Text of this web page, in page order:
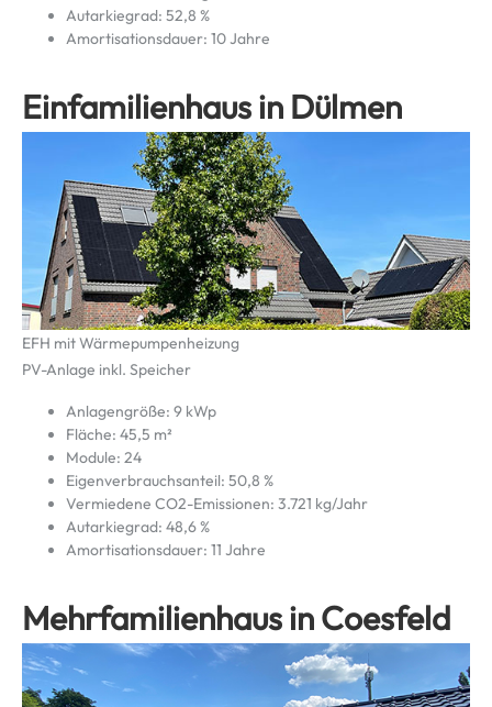
Autarkiegrad: 52,8 %
Amortisationsdauer: 10 Jahre
Einfamilienhaus in Dülmen
EFH mit Wärmepumpenheizung
PV-Anlage inkl. Speicher
Anlagengröße: 9 kWp
Fläche: 45,5 m²
Module: 24
Eigenverbrauchsanteil: 50,8 %
Vermiedene CO2-Emissionen: 3.721 kg/Jahr
Autarkiegrad: 48,6 %
Amortisationsdauer: 11 Jahre
Mehrfamilienhaus in Coesfeld